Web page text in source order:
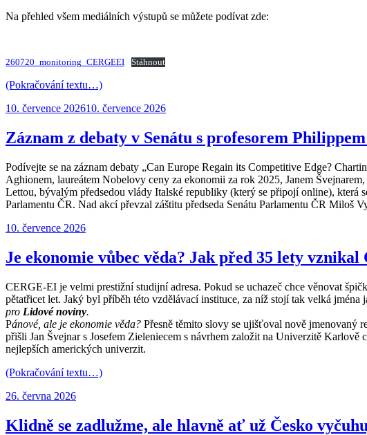
Na přehled všem mediálních výstupů se můžete podívat zde:
260720_monitoring_CERGEEI Stáhnout
(Pokračování textu…)
Publikováno:
10. července 202610. července 2026
Záznam z debaty v Senátu s profesorem
Podívejte se na záznam debaty „Can Europe Regain its Competitive Edge?
Aghionem, laureátem Nobelovy ceny za ekonomii za rok 2025, Janem
Lettou, bývalým předsedou vlády Italské republiky (který se připojí online),
Parlamentu ČR. Nad akcí převzal záštitu předseda Senátu Parlamentu ČR Miloš
Publikováno:
10. července 2026
Je ekonomie vůbec věda? Jak před 35 lety
CERGE-EI je velmi prestižní studijní adresa. Pokud se uchazeč chce věnovat
pětatřicet let. Jaký byl příběh této vzdělávací instituce, za níž stojí tak velká jména
pro Lidové noviny.
Pánové, ale je ekonomie věda? Přesně těmito slovy se ujišťoval nově jmenovaný
přišli Jan Švejnar s Josefem Zieleniecem s návrhem založit na Univerzitě
nejlepších amerických univerzit.
(Pokračování textu…)
Publikováno:
26. června 2026
Klidně se zadlužme, ale hlavně ať už Česko